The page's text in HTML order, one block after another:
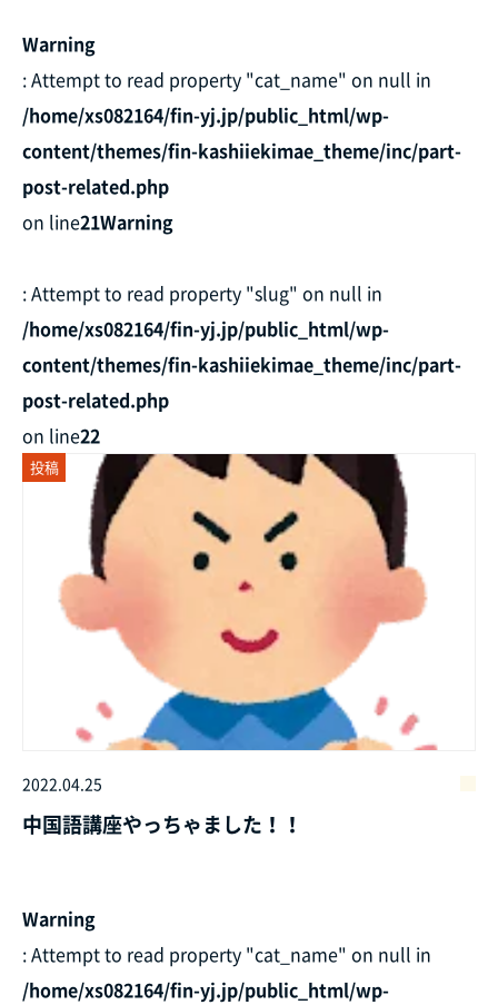
Warning
: Attempt to read property "cat_name" on null in
/home/xs082164/fin-yj.jp/public_html/wp-
content/themes/fin-kashiiekimae_theme/inc/part-
post-related.php
on line21Warning
: Attempt to read property "slug" on null in
/home/xs082164/fin-yj.jp/public_html/wp-
content/themes/fin-kashiiekimae_theme/inc/part-
post-related.php
on line22
投稿
2022.04.25
中国語講座やっちゃました！！
Warning
: Attempt to read property "cat_name" on null in
/home/xs082164/fin-yj.jp/public_html/wp-